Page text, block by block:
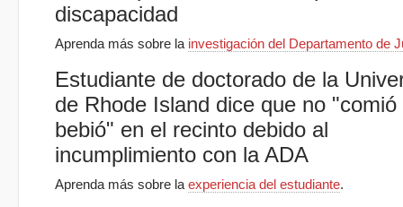
discapacidad
Aprenda más sobre la investigación del Departamento de
Estudiante de doctorado de la
de Rhode Island dice que no "comió
bebió" en el recinto debido al
incumplimiento con la ADA
Aprenda más sobre la experiencia del estudiante.